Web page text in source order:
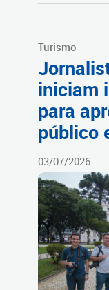
Turismo
iniciam
para
público
03/07/2026